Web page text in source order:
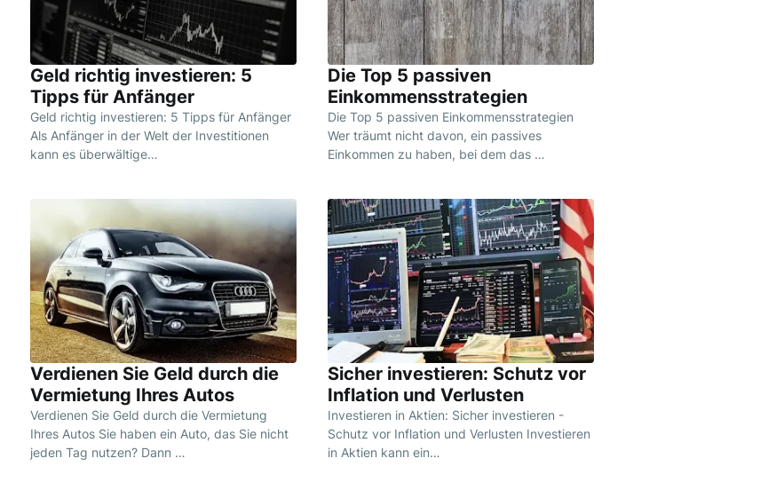
Geld richtig investieren: 5
Tipps für Anfänger
Geld richtig investieren: 5 Tipps für Anfänger
Als Anfänger in der Welt der Investitionen
kann es überwältige…
Die Top 5 passiven
Einkommensstrategien
Die Top 5 passiven Einkommensstrategien
Wer träumt nicht davon, ein passives
Einkommen zu haben, bei dem das …
Verdienen Sie Geld durch die
Vermietung Ihres Autos
Verdienen Sie Geld durch die Vermietung
Ihres Autos Sie haben ein Auto, das Sie nicht
jeden Tag nutzen? Dann …
Sicher investieren: Schutz vor
Inflation und Verlusten
Investieren in Aktien: Sicher investieren -
Schutz vor Inflation und Verlusten Investieren
in Aktien kann ein…